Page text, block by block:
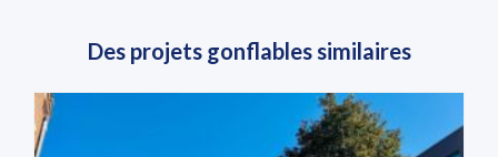
Des projets gonflables similaires